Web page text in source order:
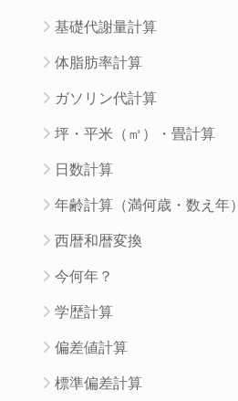
基礎代謝量計算
体脂肪率計算
ガソリン代計算
坪・平米（㎡）・畳計算
日数計算
年齢計算（満何歳・数え年）
西暦和暦変換
今何年？
学歴計算
偏差値計算
標準偏差計算